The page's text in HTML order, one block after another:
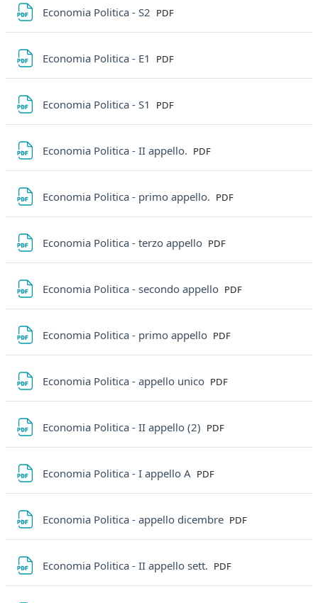
Economia Politica - S2 File
PDF
Economia Politica - E1 File
PDF
Economia Politica - S1 File
PDF
Economia Politica - II appello. File
PDF
Economia Politica - primo appello. File
PDF
Economia Politica - terzo appello File
PDF
Economia Politica - secondo appello File
PDF
Economia Politica - primo appello File
PDF
Economia Politica - appello unico File
PDF
Economia Politica - II appello (2) File
PDF
Economia Politica - I appello A File
PDF
Economia Politica - appello dicembre File
PDF
Economia Politica - II appello sett. File
PDF